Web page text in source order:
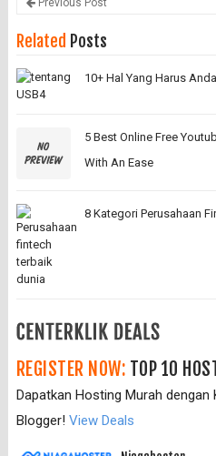
Previous Post
Related Posts
10+ Hal Yang Harus
5 Best Online Free
With An Ease
8 Kategori Perusahaan
REGISTER NOW: TOP 10
Dapatkan Hosting Murah dengan
Blogger! View Deals